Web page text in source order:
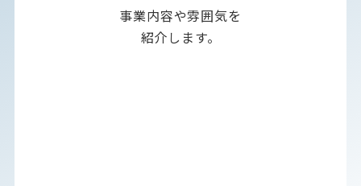
事業内容や雰囲気を
紹介します。